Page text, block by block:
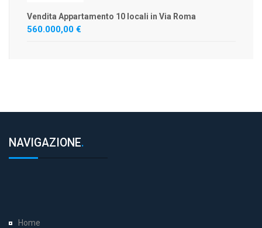
Vendita Appartamento 10 locali in Via Roma
560.000,00 €
NAVIGAZIONE.
Home